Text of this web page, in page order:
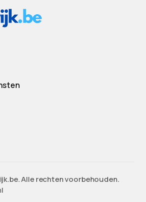
Alle rechten voorbehouden.